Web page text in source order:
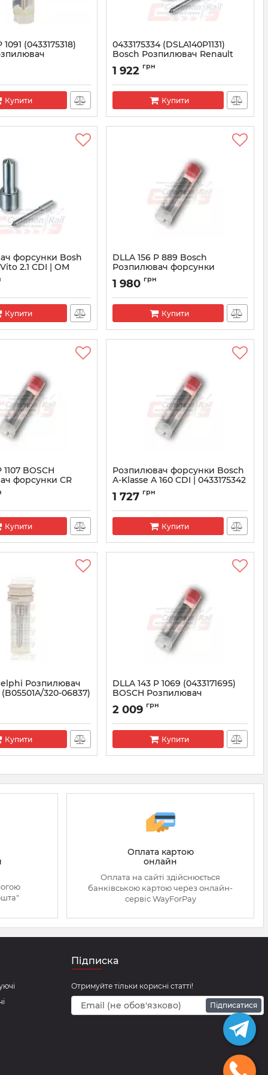
1091 (0433175318)
Купити
0433175334 (DSLA140P1131)
Bosсh Розпилювач Renault
Kangoo 1.9 DCI | FQ9 790
Артикул:
1 922 грн
Купити
форсунки Bosh
2.1 CDI | OM
Купити
DLLA 156 P 889 Bosch
Розпилювач форсунки
0433171594
Артикул:
1 980 грн
Купити
1107 BOSCH
форсунки CR
Купити
Розпилювач форсунки Bosch
A-Klasse A 160 CDI | 0433175342
Артикул: 0433175342
1 727 грн
Купити
Розпилювач
320-06837)
Купити
DLLA 143 P 1069 (0433171695)
BOSCH Розпилювач
форсунки CR 0445110084
Артикул:
2 009 грн
Купити
Оплата картою
онлайн
Оплата на сайті здійснюється
банківською картою через онлайн-
сервіс WayForPay
Підписка
Отримуйте тільки корисні статті!
Підписатися